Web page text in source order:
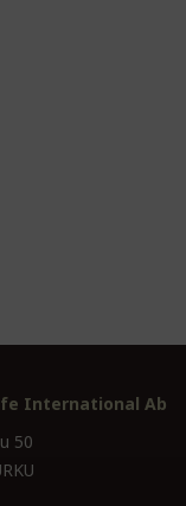
International Ab
50